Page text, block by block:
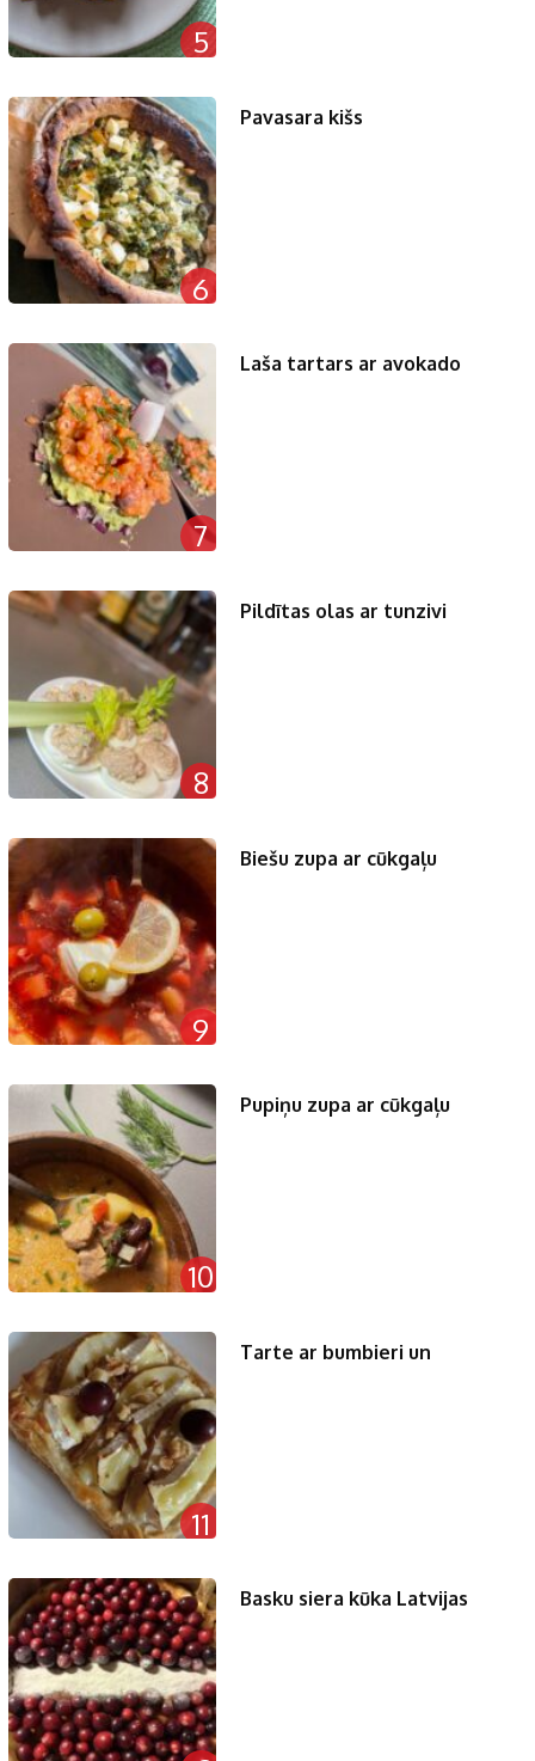
5
6
Pavasara kišs
7
Laša tartars ar avokado
8
Pildītas olas ar tunzivi
9
Biešu zupa ar cūkgaļu
10
Pupiņu zupa ar cūkgaļu
11
Tarte ar bumbieri un
Basku siera kūka Latvijas